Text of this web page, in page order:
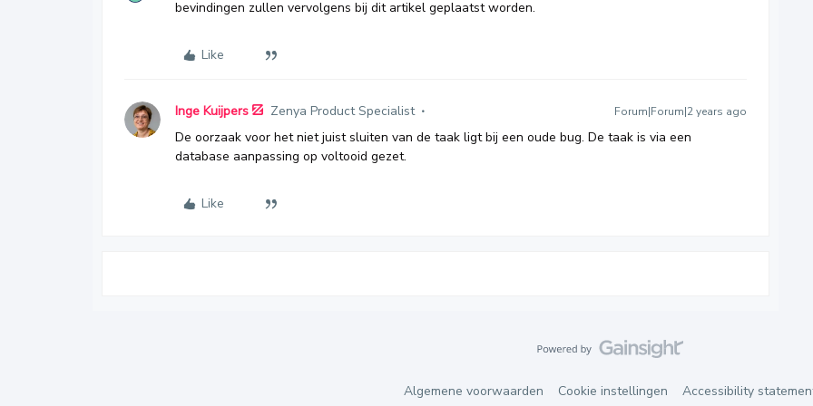
bevindingen zullen vervolgens bij dit artikel geplaatst worden.
Like
Inge Kuijpers Zenya Product Specialist Forum|Forum|2 years ago
De oorzaak voor het niet juist sluiten van de taak ligt bij een oude bug. De taak is via een
database aanpassing op voltooid gezet.
Like
Algemene voorwaarden Cookie instellingen Accessibility